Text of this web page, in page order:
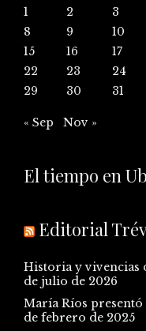
1
2 3
8
9 10
15
16 17
22
23 24
29
30 31
« Sep Nov »
El tiempo en
Editorial
Historia y vivencias
de julio de 2026
María Ríos presentó
de febrero de 2025